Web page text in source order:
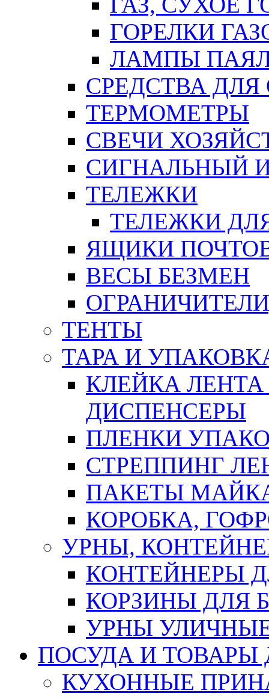
ГОРЕЛКИ
ЛАМПЫ
СРЕДСТВА
ТЕРМОМЕТРЫ
СВЕЧИ
СИГНАЛЬНЫЙ
ТЕЛЕЖКИ
ТЕЛЕЖКИ
ЯЩИКИ
ВЕСЫ БЕЗМЕН
ТЕНТЫ
ТАРА И
КЛЕЙКА
ДИСПЕНСЕРЫ
ПЛЕНКИ
СТРЕППИНГ
ПАКЕТЫ
КОРОБКА,
УРНЫ,
КОНТЕЙНЕРЫ
КОРЗИНЫ ДЛЯ
УРНЫ
ПОСУДА И ТОВАРЫ
КУХОННЫЕ